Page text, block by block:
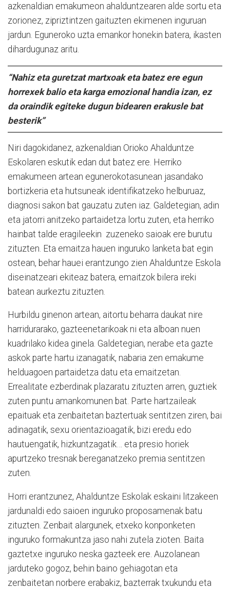
azkenaldian emakumeon ahalduntzearen alde sortu eta
zorionez, zipriztintzen gaituzten ekimenen inguruan
jardun. Eguneroko uzta emankor honekin batera, ikasten
dihardugunaz aritu.
“Nahiz eta guretzatmartxoak eta batez ere egun
horrexek balio eta karga emozionalhandia izan, ez
da oraindik egiteke dugun bidearen erakusle bat
besterik”
Niri dagokidanez, azkenaldian Orioko Ahalduntze
Eskolaren eskutik edan dut batez ere. Herriko
emakumeen artean egunerokotasunean jasandako
bortizkeria eta hutsuneak identifikatzeko helburuaz,
diagnosi sakon bat gauzatu zuten iaz. Galdetegian, adin
eta jatorri anitzeko partaidetza lortu zuten, eta herriko
hainbat talde eragileekin zuzeneko saioak ere burutu
zituzten. Eta emaitza hauen inguruko lanketa bat egin
ostean, behar hauei erantzungo zien Ahalduntze Eskola
diseinatzeari ekiteaz batera, emaitzok bilera ireki
batean aurkeztu zituzten.
Hurbildu ginenon artean, aitortu beharra daukat nire
harridurarako, gazteenetarikoak ni eta alboan nuen
kuadrilako kidea ginela. Galdetegian, nerabe eta gazte
askok parte hartu izanagatik, nabaria zen emakume
helduagoen partaidetza datu eta emaitzetan.
Errealitate ezberdinak plazaratu zituzten arren, guztiek
zuten puntu amankomunen bat. Parte hartzaileak
epaituak eta zenbaitetan baztertuak sentitzen ziren, bai
adinagatik, sexu orientazioagatik, bizi eredu edo
hautuengatik, hizkuntzagatik… eta presio horiek
apurtzeko tresnak bereganatzeko premia sentitzen
zuten.
Horri erantzunez, Ahalduntze Eskolak eskaini litzakeen
jardunaldi edo saioen inguruko proposamenak batu
zituzten. Zenbait alargunek, etxeko konponketen
inguruko formakuntza jaso nahi zutela zioten. Baita
gaztetxe inguruko neska gazteek ere. Auzolanean
jarduteko gogoz, behin baino gehiagotan eta
zenbaitetan norbere erabakiz, bazterrak txukundu eta